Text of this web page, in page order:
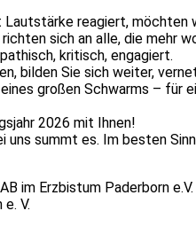
reagiert, möchten
sich an alle, die mehr
kritisch, engagiert.
bilden Sie sich weiter,
großen Schwarms – für
2026 mit Ihnen!
uns summt es. Im besten
im Erzbistum Paderborn e.V.
V.